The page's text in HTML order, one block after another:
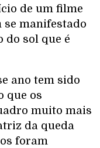
de um filme
se manifestado
do sol que é
ano tem sido
que os
muito mais
da queda
foram